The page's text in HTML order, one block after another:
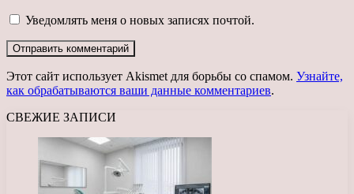
Уведомлять меня о новых записях почтой.
Этот сайт использует Akismet для борьбы со спамом. Узнайте,
как обрабатываются ваши данные комментариев.
СВЕЖИЕ ЗАПИСИ